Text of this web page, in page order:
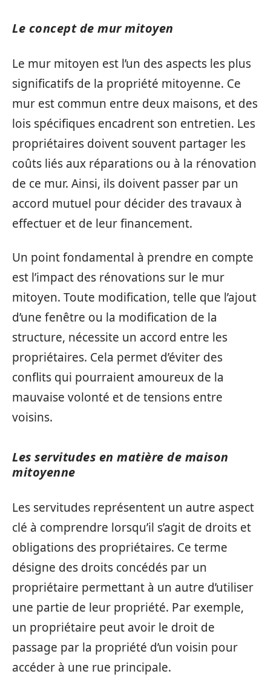
Le concept de mur mitoyen
Le mur mitoyen est l’un des aspects les plus
significatifs de la propriété mitoyenne. Ce
mur est commun entre deux maisons, et des
lois spécifiques encadrent son entretien. Les
propriétaires doivent souvent partager les
coûts liés aux réparations ou à la rénovation
de ce mur. Ainsi, ils doivent passer par un
accord mutuel pour décider des travaux à
effectuer et de leur financement.
Un point fondamental à prendre en compte
est l’impact des rénovations sur le mur
mitoyen. Toute modification, telle que l’ajout
d’une fenêtre ou la modification de la
structure, nécessite un accord entre les
propriétaires. Cela permet d’éviter des
conflits qui pourraient amoureux de la
mauvaise volonté et de tensions entre
voisins.
Les servitudes en matière de maison
mitoyenne
Les servitudes représentent un autre aspect
clé à comprendre lorsqu’il s’agit de droits et
obligations des propriétaires. Ce terme
désigne des droits concédés par un
propriétaire permettant à un autre d’utiliser
une partie de leur propriété. Par exemple,
un propriétaire peut avoir le droit de
passage par la propriété d’un voisin pour
accéder à une rue principale.